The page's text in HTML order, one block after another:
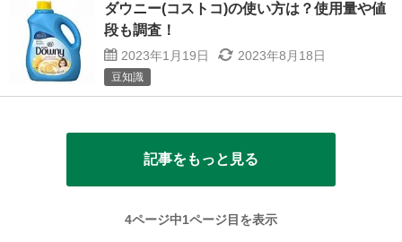
ダウニー(コストコ)の使い方は？使用量や値
段も調査！
2023年1月19日 2023年8月18日
豆知識
記事をもっと見る
4ページ中1ページ目を表示